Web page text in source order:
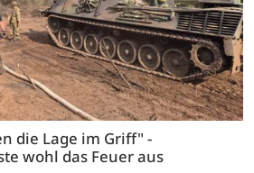
die Lage im Griff" -
wohl das Feuer aus